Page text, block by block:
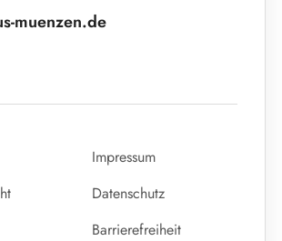
muenzen.de
Impressum
Datenschutz
Barrierefreiheit